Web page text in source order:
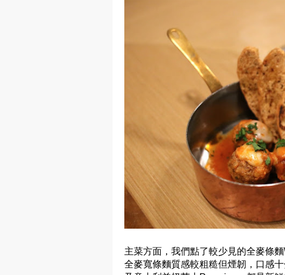
主菜方面，我們點了較少見的全麥條
全麥寬條麵質感較粗糙但煙韌，口感